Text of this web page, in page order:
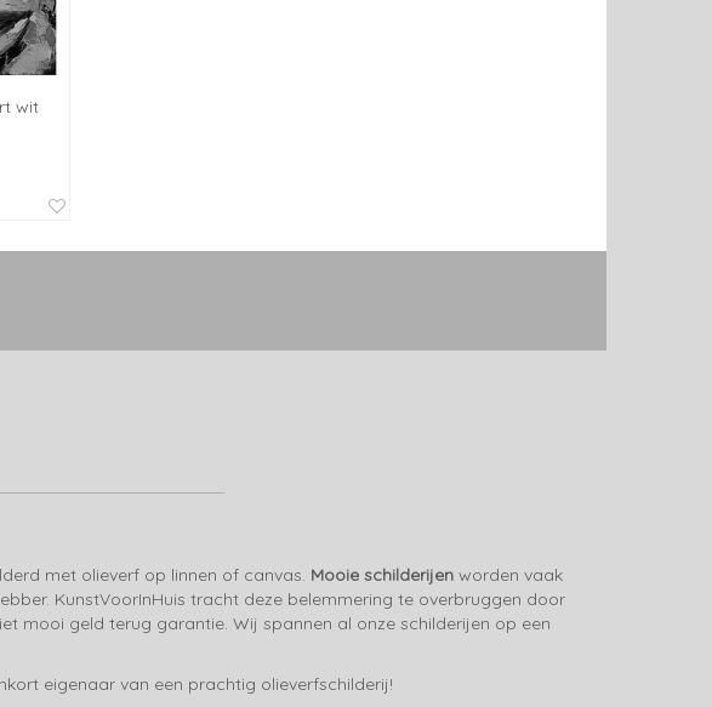
wit
met olieverf op linnen of canvas. Mooie schilderijen worden vaak
KunstVoorInHuis tracht deze belemmering te overbruggen door
mooi geld terug garantie. Wij spannen al onze schilderijen op een
eigenaar van een prachtig olieverfschilderij!